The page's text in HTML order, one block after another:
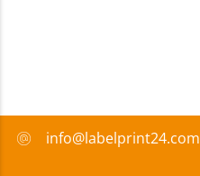
info@labelprint24.com